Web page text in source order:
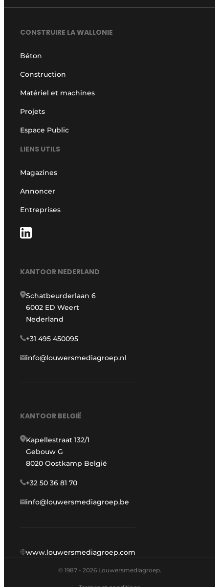
CONSTRUIRE LA WALLONIE
Béton
Construction
Matériel et machines
Projets
Espace Public
LIENS UTILS
Magazines
Annoncer
Entreprises
KANTOOR NEDERLAND
Schatbeurderlaan 6
6002 ED Weert
Nederland
+31 495 450095
info@louwersmediagroep.nl
KANTOOR BELGIË
Kapellestraat 132/1
Gebouw G
8020 Oostkamp België
+32 50 36 81 70
info@louwersmediagroep.be
www.louwersmediagroep.com
© 1987 - 2026 Louwersmediagroep.